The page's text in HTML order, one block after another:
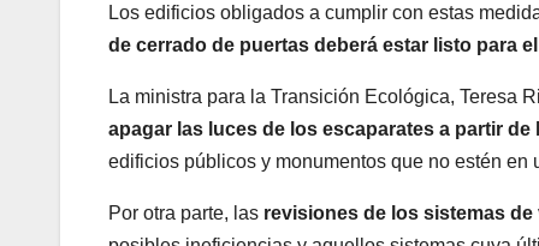
Los edificios obligados a cumplir con estas
de cerrado de puertas deberá estar listo para
La ministra para la Transición Ecológica, Teresa
apagar las luces de los escaparates a partir
edificios públicos y monumentos que no estén en
Por otra parte, las revisiones de los sistemas